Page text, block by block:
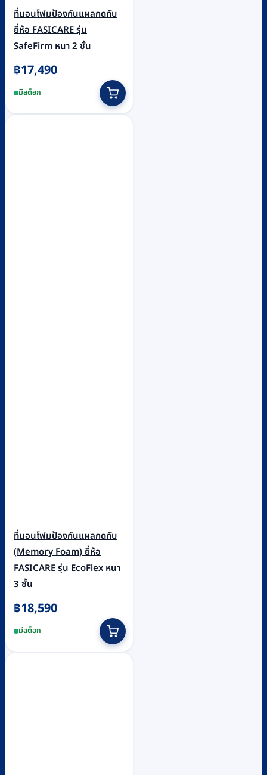
ที่นอนโฟมป้องกันแผลกดทับ
ยี่ห้อ FASICARE รุ่น
SafeFirm หนา 2 ชั้น
฿17,490
มีสต็อก
ที่นอนโฟมป้องกันแผลกดทับ
(Memory Foam) ยี่ห้อ
FASICARE รุ่น EcoFlex หนา
3 ชั้น
฿18,590
มีสต็อก